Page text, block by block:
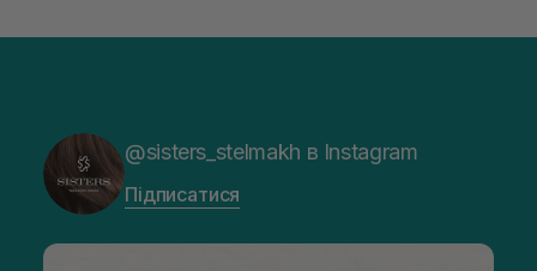
@sisters_stelmakh в Instagram
Підписатися